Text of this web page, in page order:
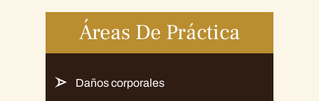
Áreas De Práctica
Daños corporales